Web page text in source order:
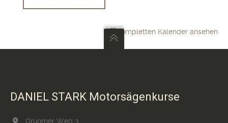
Kompletten Kalender ansehen
DANIEL STARK Motorsägenkurse
Gruorner Weg 3